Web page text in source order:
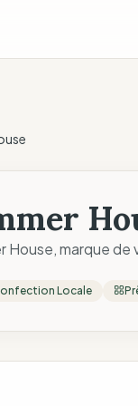
House, marque
Locale